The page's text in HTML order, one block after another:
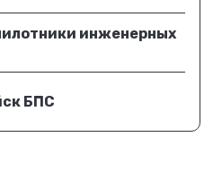
инженерных
БПС